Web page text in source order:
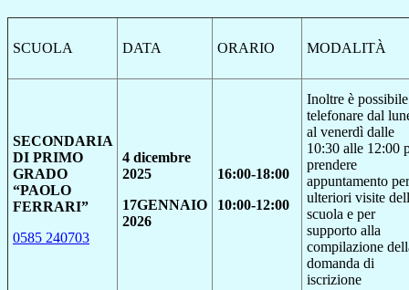
SCUOLA DATA ORARIO MODALITÀ
SECONDARIA
DI PRIMO
GRADO
“PAOLO
FERRARI”
0585 240703
4 dicembre
2025
17GENNAIO
2026
16:00-18:00
10:00-12:00
Inoltre è possibile
telefonare dal
al venerdì dalle
10:30 alle 12:00
prendere
appuntamento per
ulteriori visite
scuola e per
supporto alla
compilazione
domanda di
iscrizione